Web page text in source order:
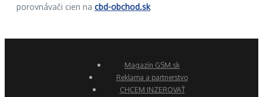
porovnávači cien na cbd-obchod.sk
Magazín GSM.sk
Reklama a partnerstvo
CHCEM INZEROVAŤ